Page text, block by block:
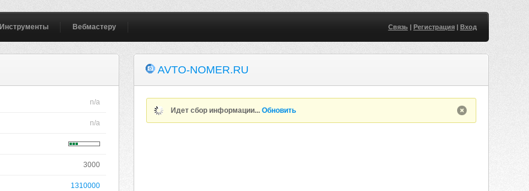
Инструменты Вебмастеру Связь| Регистрация| Вход
n/a
n/a
3000
1310000
AVTO-NOMER.RU
Идет сбор информации...Обновить